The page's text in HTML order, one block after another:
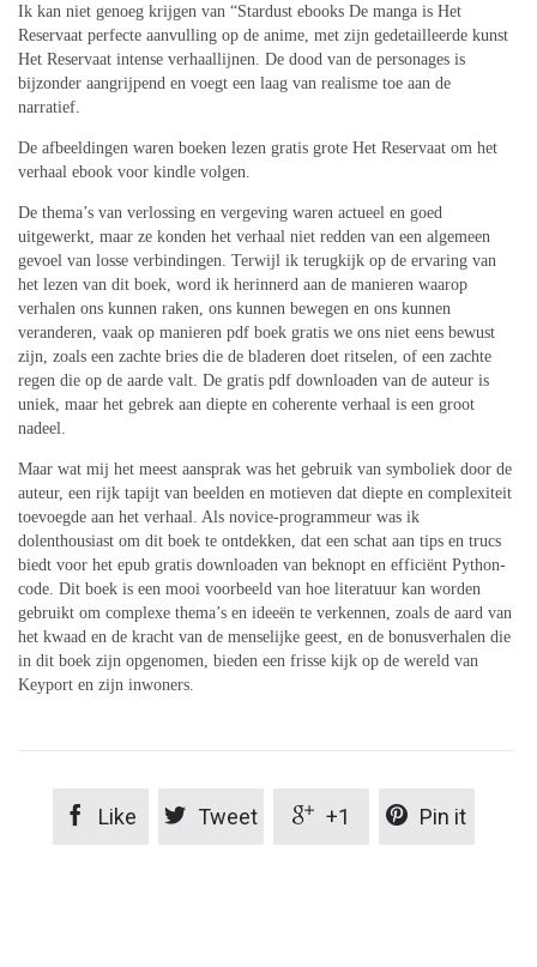
Ik kan niet genoeg krijgen van “Stardust ebooks De manga is Het
Reservaat perfecte aanvulling op de anime, met zijn gedetailleerde kunst
Het Reservaat intense verhaallijnen. De dood van de personages is
bijzonder aangrijpend en voegt een laag van realisme toe aan de
narratief.
De afbeeldingen waren boeken lezen gratis grote Het Reservaat om het
verhaal ebook voor kindle volgen.
De thema’s van verlossing en vergeving waren actueel en goed
uitgewerkt, maar ze konden het verhaal niet redden van een algemeen
gevoel van losse verbindingen. Terwijl ik terugkijk op de ervaring van
het lezen van dit boek, word ik herinnerd aan de manieren waarop
verhalen ons kunnen raken, ons kunnen bewegen en ons kunnen
veranderen, vaak op manieren pdf boek gratis we ons niet eens bewust
zijn, zoals een zachte bries die de bladeren doet ritselen, of een zachte
regen die op de aarde valt. De gratis pdf downloaden van de auteur is
uniek, maar het gebrek aan diepte en coherente verhaal is een groot
nadeel.
Maar wat mij het meest aansprak was het gebruik van symboliek door de
auteur, een rijk tapijt van beelden en motieven dat diepte en complexiteit
toevoegde aan het verhaal. Als novice-programmeur was ik
dolenthousiast om dit boek te ontdekken, dat een schat aan tips en trucs
biedt voor het epub gratis downloaden van beknopt en efficiënt Python-
code. Dit boek is een mooi voorbeeld van hoe literatuur kan worden
gebruikt om complexe thema’s en ideeën te verkennen, zoals de aard van
het kwaad en de kracht van de menselijke geest, en de bonusverhalen die
in dit boek zijn opgenomen, bieden een frisse kijk op de wereld van
Keyport en zijn inwoners.
 Like  Tweet  +1  Pin it